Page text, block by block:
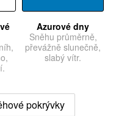
Azurové dny
Sněhu průměrně,
převážně slunečně,
slabý vítr.
pokrývky